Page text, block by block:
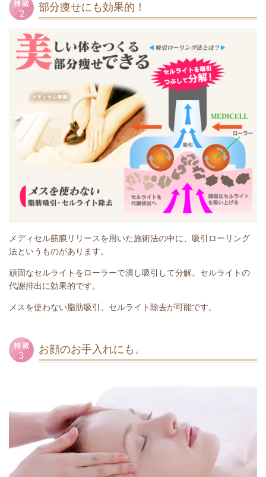
部分痩せにも効果的！
メディセル筋膜リリースを用いた施術法の中に、吸引ローリング
法というものがあります。
頑固なセルライトをローラーで潰し吸引して分解。セルライトの
代謝排出に効果的です。
メスを使わない脂肪吸引、セルライト除去が可能です。
お顔のお手入れにも。